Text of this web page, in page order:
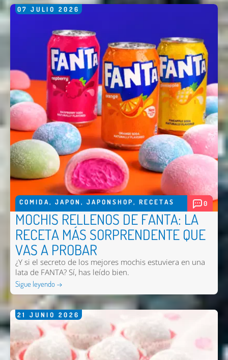
07 JULIO 2026
COMIDA, JAPON , JAPONSHOP, RECETAS 0
MOCHIS RELLENOS DE FANTA: LA
RECETA MÁS SORPRENDENTE QUE
VAS A PROBAR
¿Y si el secreto de los mejores mochis estuviera en una
lata de FANTA? Sí, has leído bien.
Sigue leyendo →
21 JUNIO 2026
Nombre *
Email *
Comentario *